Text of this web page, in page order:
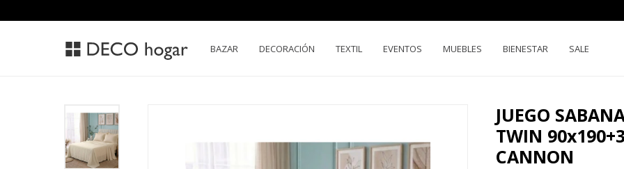
BAZAR DECORACIÓN TEXTIL EVENTOS MUEBLES BIENESTAR SALE
JUEGO
TWIN
CANNON